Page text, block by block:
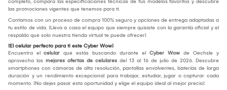
completo, compara las especificaciones técnicas de tus modelos favoritos y descubre
las promociones vigentes que tenemos para ti.
Contamos con un proceso de compra 100% seguro y opciones de entrega adaptadas a
tu estilo de vida. ¡Lleva a casa el equipo que siempre quisiste con la garantía oficial y el
respaldo que solo nuestra tienda virtual te puede ofrecer!
¡El celular perfecto para ti este Cyber Wow!
Encuentra el celular que estás buscando durante el Cyber Wow de Oechsle y
aprovecha las mejores ofertas de celulares del 13 al 16 de julio de 2026. Descubre
smartphones con cámaras de alta resolución, pantallas envolventes, baterías de larga
duración y un rendimiento excepcional para trabajar, estudiar, jugar o capturar cada
momento. ¡No dejes pasar esta oportunidad y elige el equipo ideal al mejor precio!